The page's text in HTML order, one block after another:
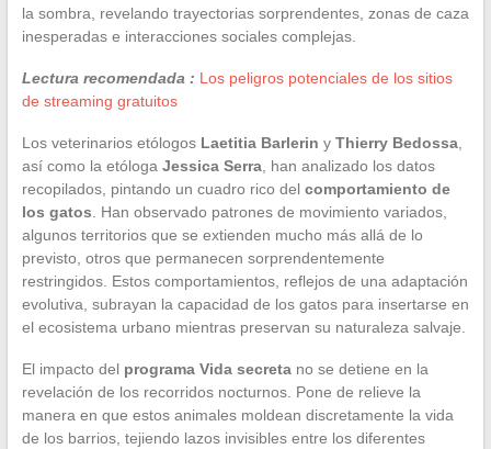
la sombra, revelando trayectorias sorprendentes, zonas de caza
inesperadas e interacciones sociales complejas.
Lectura recomendada : Los peligros potenciales de los sitios
de streaming gratuitos
Los veterinarios etólogos Laetitia Barlerin y Thierry Bedossa,
así como la etóloga Jessica Serra, han analizado los datos
recopilados, pintando un cuadro rico del comportamiento de
los gatos . Han observado patrones de movimiento variados,
algunos territorios que se extienden mucho más allá de lo
previsto, otros que permanecen sorprendentemente
restringidos. Estos comportamientos, reflejos de una adaptación
evolutiva, subrayan la capacidad de los gatos para insertarse en
el ecosistema urbano mientras preservan su naturaleza salvaje.
El impacto del programa Vida secretano se detiene en la
revelación de los recorridos nocturnos. Pone de relieve la
manera en que estos animales moldean discretamente la vida
de los barrios, tejiendo lazos invisibles entre los diferentes